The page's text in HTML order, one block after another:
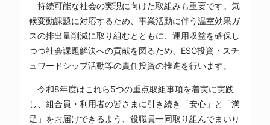
持続可能な社会の実現に向けた取組みも重要です。気
候変動課題に対応するため、事業活動に伴う温室効果ガ
スの排出量削減に取り組むとともに、運用収益を確保し
つつ社会課題解決への貢献を図るため、ESG投資・スチ
ュワードシップ活動等の責任投資の推進を行います。
令和8年度はこれら5つの重点取組事項を着実に実践
し、組合員・利用者の皆さまに引き続き「安心」と「満
足」をお届けできるよう、役職員一同取り組んでまいり